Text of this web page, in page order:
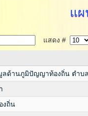
แ
แสดง #
ลด้านภูมิปัญญาท้องถิ่น ตำบ
งถิ่น